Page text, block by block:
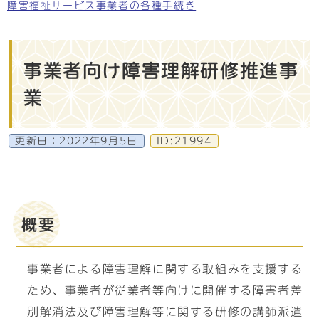
障害福祉サービス事業者の各種手続き
事業者向け障害理解研修推進事
業
更新日： 2022年9月5日 ID:21994
概要
事業者による障害理解に関する取組みを支援する
ため、事業者が従業者等向けに開催する障害者差
別解消法及び障害理解等に関する研修の講師派遣